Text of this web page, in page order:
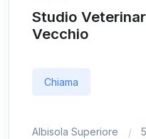
Studio
Vecchio
Chiama
Albisola Superiore